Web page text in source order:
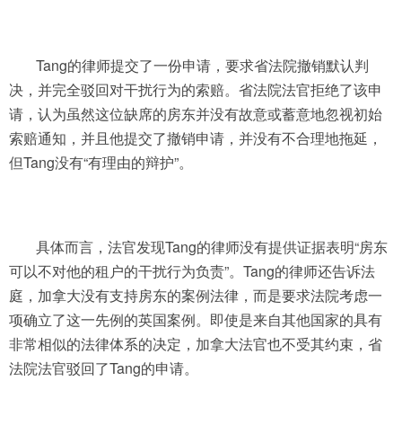
Tang的律师提交了一份申请，要求省法院撤销默认判
决，并完全驳回对干扰行为的索赔。省法院法官拒绝了该申
请，认为虽然这位缺席的房东并没有故意或蓄意地忽视初始
索赔通知，并且他提交了撤销申请，并没有不合理地拖延，
但Tang没有“有理由的辩护”。
具体而言，法官发现Tang的律师没有提供证据表明“房东
可以不对他的租户的干扰行为负责”。Tang的律师还告诉法
庭，加拿大没有支持房东的案例法律，而是要求法院考虑一
项确立了这一先例的英国案例。即使是来自其他国家的具有
非常相似的法律体系的决定，加拿大法官也不受其约束，省
法院法官驳回了Tang的申请。